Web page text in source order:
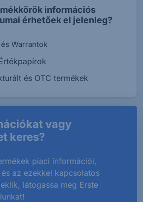
információs
érhetőek el jelenleg?
Warrantok
és OTC termékek
vagy
keres?
piaci információi,
az ezekkel kapcsolatos
látogassa meg Erste